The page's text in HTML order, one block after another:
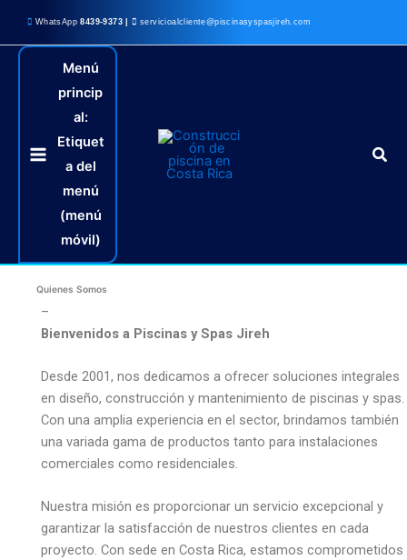
contenido
WhatsApp8439-9373 | servicioalcliente@piscinasyspasjireh.com
Menú
princip
al:
Etiquet
a del
menú
(menú
móvil)
Quienes Somos
–
Bienvenidos a Piscinas y Spas Jireh
Desde 2001, nos dedicamos a ofrecer soluciones integrales
en diseño, construcción y mantenimiento de piscinas y spas.
Con una amplia experiencia en el sector, brindamos también
una variada gama de productos tanto para instalaciones
comerciales como residenciales.
Nuestra misión es proporcionar un servicio excepcional y
garantizar la satisfacción de nuestros clientes en cada
proyecto. Con sede en Costa Rica, estamos comprometidos